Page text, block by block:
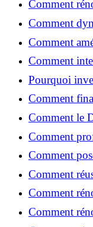
Comment
une maison
Comment
avec Action
Comment
âgées et
Comment
en retenir
Pourquoi
un choix sûr ?
Comment
aides, prêts
Comment le
valoriser votre
Comment
investir dans
Comment
rénovation :
Comment
pour une
Comment
votre espace
Comment